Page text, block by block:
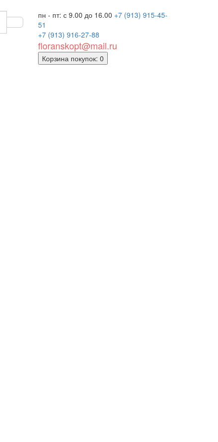
пн - пт: с 9.00 до 16.00 +7 (913) 915-45-
51
+7 (913) 916-27-88
floranskopt@mail.ru
Корзинапокупок: 0